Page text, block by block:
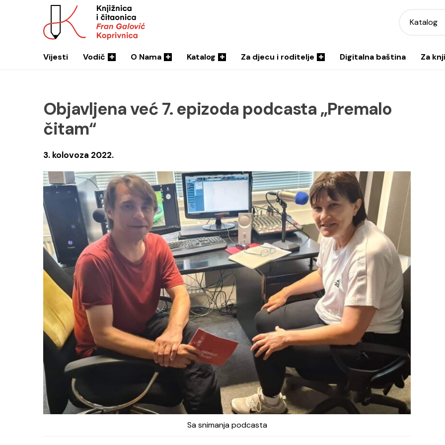
Katalog
Vijesti Vodič O Nama Katalog Za djecu i roditelje Digitalna baština Za
Objavljena već 7. epizoda podcasta „Premalo
čitam“
3. kolovoza 2022.
Sa snimanja podcasta